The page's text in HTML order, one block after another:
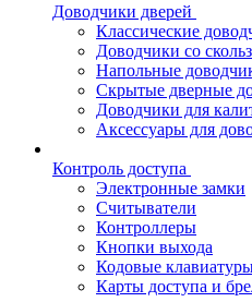
Доводчики дверей
Классические
Доводчики со
Напольные
Скрытые дверные
Доводчики для
Аксессуары для
Контроль доступа
Электронные замки
Считыватели
Контроллеры
Кнопки выхода
Кодовые
Карты доступа и